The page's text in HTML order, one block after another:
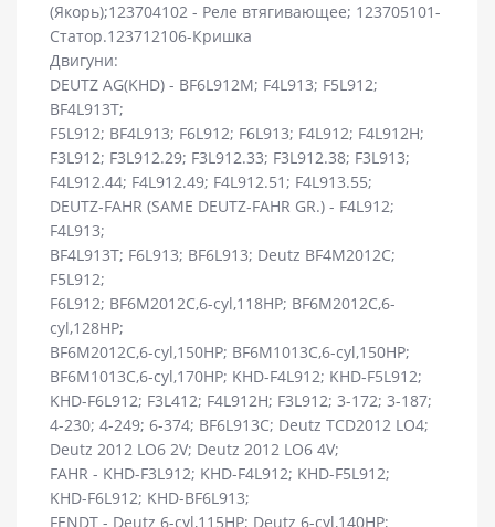
(Якорь);123704102 - Реле втягивающее; 123705101-
Статор.123712106-Кришка
Двигуни:
DEUTZ AG(KHD) - BF6L912M; F4L913; F5L912;
BF4L913T;
F5L912; BF4L913; F6L912; F6L913; F4L912; F4L912H;
F3L912; F3L912.29; F3L912.33; F3L912.38; F3L913;
F4L912.44; F4L912.49; F4L912.51; F4L913.55;
DEUTZ-FAHR (SAME DEUTZ-FAHR GR.) - F4L912;
F4L913;
BF4L913T; F6L913; BF6L913; Deutz BF4M2012C;
F5L912;
F6L912; BF6M2012C,6-cyl,118HP; BF6M2012C,6-
cyl,128HP;
BF6M2012C,6-cyl,150HP; BF6M1013C,6-cyl,150HP;
BF6M1013C,6-cyl,170HP; KHD-F4L912; KHD-F5L912;
KHD-F6L912; F3L412; F4L912H; F3L912; 3-172; 3-187;
4-230; 4-249; 6-374; BF6L913C; Deutz TCD2012 LO4;
Deutz 2012 LO6 2V; Deutz 2012 LO6 4V;
FAHR - KHD-F3L912; KHD-F4L912; KHD-F5L912;
KHD-F6L912; KHD-BF6L913;
FENDT - Deutz 6-cyl,115HP; Deutz 6-cyl,140HP;